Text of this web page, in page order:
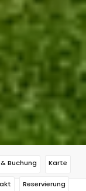
Buchung Karte
Reservierung